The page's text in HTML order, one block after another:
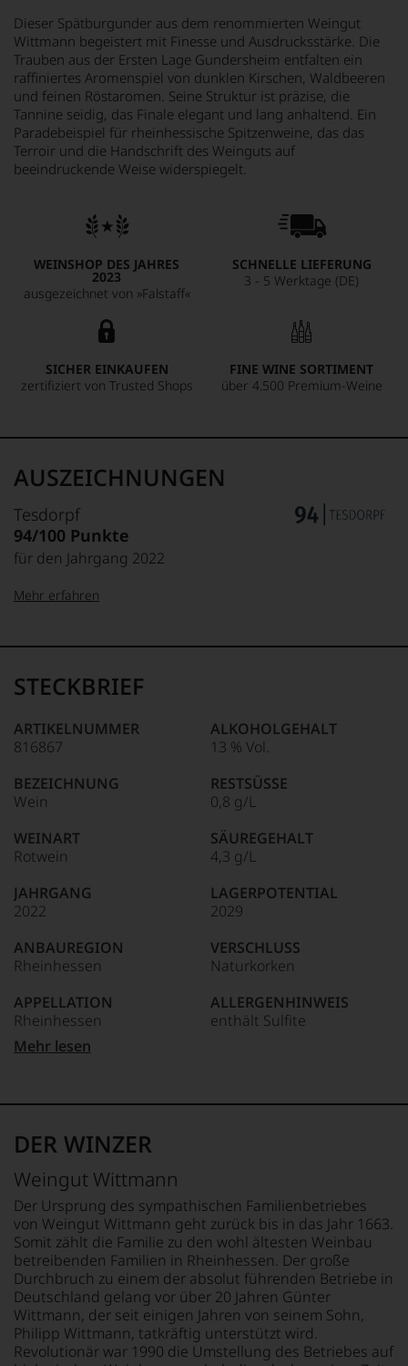
Dieser Spätburgunder aus dem renommierten Weingut
Wittmann begeistert mit Finesse und Ausdrucksstärke. Die
Trauben aus der Ersten Lage Gundersheim entfalten ein
raffiniertes Aromenspiel von dunklen Kirschen, Waldbeeren
und feinen Röstaromen. Seine Struktur ist präzise, die
Tannine seidig, das Finale elegant und lang anhaltend. Ein
Paradebeispiel für rheinhessische Spitzenweine, das das
Terroir und die Handschrift des Weinguts auf
beeindruckende Weise widerspiegelt.
WEINSHOP DES JAHRES
2023
ausgezeichnet von »Falstaff«
SCHNELLE LIEFERUNG
3 - 5 Werktage (DE)
SICHER EINKAUFEN
zertifiziert von Trusted Shops
FINE WINE SORTIMENT
über 4.500 Premium-Weine
AUSZEICHNUNGEN
Tesdorpf
94/100 Punkte
für den Jahrgang 2022
95–98 Punkte:
90–94 Punkte:
Unter 85 Punkte:
Name
Tesdorpf
für
»Fine
für
die
edlen
Weine
der
Welt,
kaum
ein
Das
dokumentieren
auch
und
gerade
mit
Medaillen
Weinjournalisten
Fachpublikationen
unseren
Aussendungen
oder
in
unserem
Webshop,
um
zu
unterstreichen,
Mehr erfahren
STECKBRIEF
ARTIKELNUMMER
816867
BEZEICHNUNG
Wein
WEINART
Rotwein
JAHRGANG
2022
ANBAUREGION
Rheinhessen
APPELLATION
Rheinhessen
QUALITÄTSSTUFE
REBSORTEN
HÄNDLER
DE-ÖKO-006
BIO KENNZEICHNUNG
PRODUKT
DE-ÖKO-022
TRINKTEMPERATUR
18 °C
ALKOHOLGEHALT
13 % Vol.
RESTSÜSSE
0,8 g/L
SÄUREGEHALT
4,3 g/L
LAGERPOTENTIAL
2029
VERSCHLUSS
Naturkorken
ALLERGENHINWEIS
enthält Sulfite
67593 Westhofen
FLASCHENGRÖSSE
0,75 L
GESCHMACK
trocken
Mehr lesen
DER WINZER
Weingut Wittmann
Der Ursprung des sympathischen Familienbetriebes
von Weingut Wittmann geht zurück bis in das Jahr 1663.
Somit zählt die Familie zu den wohl ältesten Weinbau
betreibenden Familien in Rheinhessen. Der große
Durchbruch zu einem der absolut führenden Betriebe in
Deutschland gelang vor über 20 Jahren Günter
Wittmann, der seit einigen Jahren von seinem Sohn,
Philipp Wittmann, tatkräftig unterstützt wird.
Revolutionär war 1990 die Umstellung des Betriebes auf